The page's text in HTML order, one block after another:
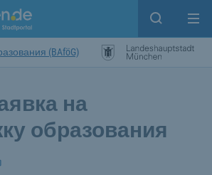
Open
(BAföG)
на
образования